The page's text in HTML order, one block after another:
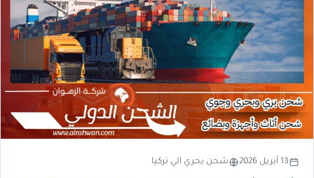
13 أبريل 2026 شحن بحري الي تركيا